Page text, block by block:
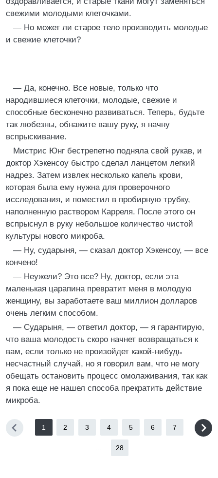
свежими молодыми клеточками.
— Но может ли старое тело производить молодые
и свежие клеточки?
— Да, конечно. Все новые, только что
народившиеся клеточки, молодые, свежие и
способные бесконечно развиваться. Теперь, будьте
так любезны, обнажите вашу руку, я начну
вспрыскивание.
Мистрис Юнг бестрепетно подняла свой рукав, и
доктор Хэкенсоу быстро сделал ланцетом легкий
надрез. Затем извлек несколько капель крови,
которая была ему нужна для проверочного
исследования, и поместил в пробирную трубку,
наполненную раствором Карреля. После этого он
вспрыснул в руку небольшое количество чистой
культуры нового микроба.
— Ну, сударыня, — сказал доктор Хэкенсоу, — все
кончено!
— Неужели? Это все? Ну, доктор, если эта
маленькая царапина превратит меня в молодую
женщину, вы заработаете ваш миллион долларов
очень легким способом.
— Сударыня, — ответил доктор, — я гарантирую,
что ваша молодость скоро начнет возвращаться к
вам, если только не произойдет какой-нибудь
несчастный случай, но я говорил вам, что не могу
обещать остановить процесс омолаживания, так как
я пока еще не нашел способа прекратить действие
микроба.
1 2 3 4 5 6 7
28